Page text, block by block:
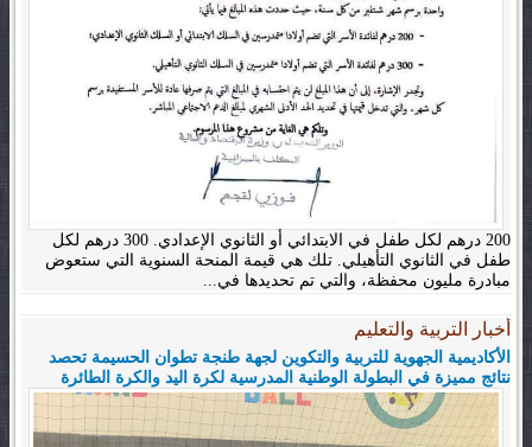
200 درهم لكل طفل في الابتدائي أو الثانوي الإعدادي. 300 درهم لكل
طفل في الثانوي التأهيلي. تلك هي قيمة المنحة السنوية التي ستعوض
مبادرة مليون محفظة، والتي تم تحديدها في...
أخبار التربية والتعليم
الأكاديمية الجهوية للتربية والتكوين لجهة طنجة تطوان الحسيمة تحصد
نتائج مميزة في البطولة الوطنية المدرسية لكرة اليد والكرة الطائرة